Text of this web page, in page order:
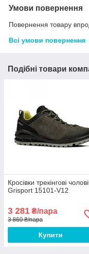
Умови повернення
Повернення товару
Всі умови повернення
Подібні товари
Кросівки трекінгові
Grisport 15101-V12
3 281 ₴/пара
3 860 ₴/пара
Купити